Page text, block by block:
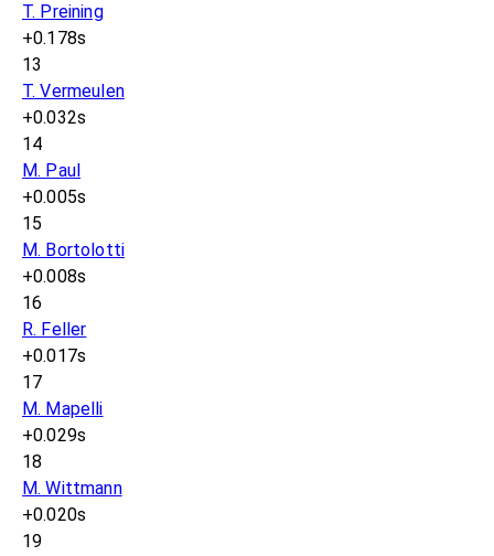
T. Preining
+0.178s
13
T. Vermeulen
+0.032s
14
M. Paul
+0.005s
15
M. Bortolotti
+0.008s
16
R. Feller
+0.017s
17
M. Mapelli
+0.029s
18
M. Wittmann
+0.020s
19